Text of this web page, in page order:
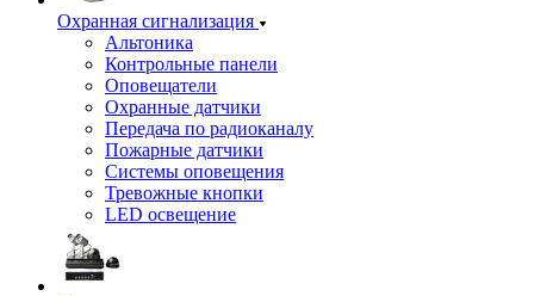
Охранная сигнализация
Альтоника
Контрольные панели
Оповещатели
Охранные датчики
Передача по радиоканалу
Пожарные датчики
Системы оповещения
Тревожные кнопки
LED освещение